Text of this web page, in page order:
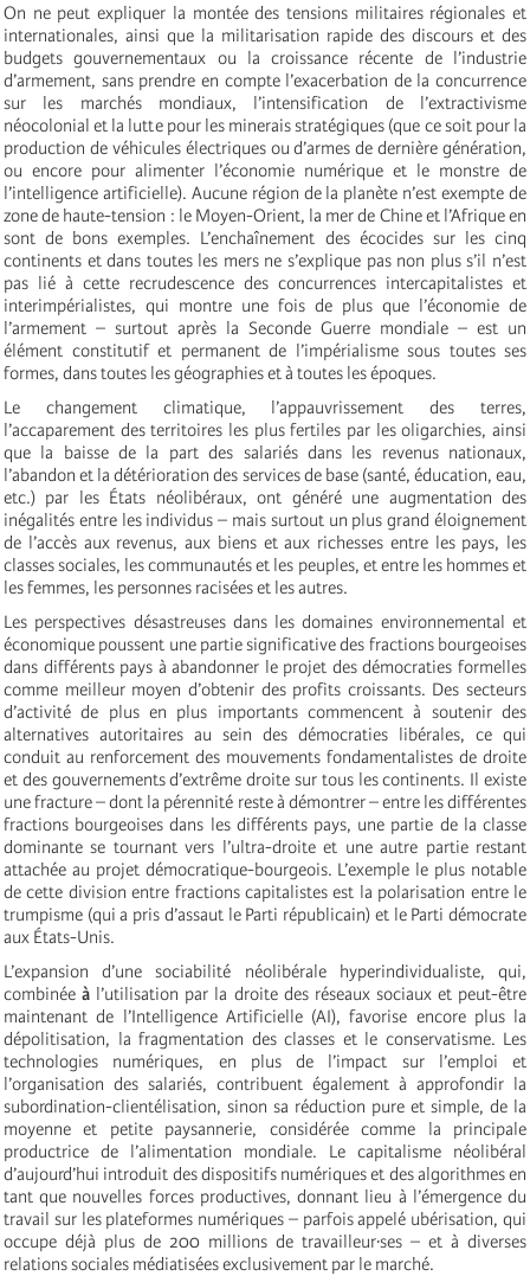
On ne peut expliquer la montée des tensions militaires régionales et
internationales, ainsi que la militarisation rapide des discours et des
budgets gouvernementaux ou la croissance récente de l’industrie
d’armement, sans prendre en compte l’exacerbation de la concurrence
sur les marchés mondiaux, l’intensification de l’extractivisme
néocolonial et la lutte pour les minerais stratégiques (que ce soit pour la
production de véhicules électriques ou d’armes de dernière génération,
ou encore pour alimenter l’économie numérique et le monstre de
l’intelligence artificielle). Aucune région de la planète n’est exempte de
zone de haute-tension : le Moyen-Orient, la mer de Chine et l’Afrique en
sont de bons exemples. L’enchaînement des écocides sur les cinq
continents et dans toutes les mers ne s’explique pas non plus s’il n’est
pas lié à cette recrudescence des concurrences intercapitalistes et
interimpérialistes, qui montre une fois de plus que l’économie de
l’armement – surtout après la Seconde Guerre mondiale – est un
élément constitutif et permanent de l’impérialisme sous toutes ses
formes, dans toutes les géographies et à toutes les époques.
Le changement climatique, l’appauvrissement des terres,
l’accaparement des territoires les plus fertiles par les oligarchies, ainsi
que la baisse de la part des salariés dans les revenus nationaux,
l’abandon et la détérioration des services de base (santé, éducation, eau,
etc.) par les États néolibéraux, ont généré une augmentation des
inégalités entre les individus – mais surtout un plus grand éloignement
de l’accès aux revenus, aux biens et aux richesses entre les pays, les
classes sociales, les communautés et les peuples, et entre les hommes et
les femmes, les personnes racisées et les autres.
Les perspectives désastreuses dans les domaines environnemental et
économique poussent une partie significative des fractions bourgeoises
dans différents pays à abandonner le projet des démocraties formelles
comme meilleur moyen d’obtenir des profits croissants. Des secteurs
d’activité de plus en plus importants commencent à soutenir des
alternatives autoritaires au sein des démocraties libérales, ce qui
conduit au renforcement des mouvements fondamentalistes de droite
et des gouvernements d’extrême droite sur tous les continents. Il existe
une fracture – dont la pérennité reste à démontrer – entre les différentes
fractions bourgeoises dans les différents pays, une partie de la classe
dominante se tournant vers l’ultra-droite et une autre partie restant
attachée au projet démocratique-bourgeois. L’exemple le plus notable
de cette division entre fractions capitalistes est la polarisation entre le
trumpisme (qui a pris d’assaut le Parti républicain) et le Parti démocrate
aux États-Unis.
L’expansion d’une sociabilité néolibérale hyperindividualiste, qui,
combinée à l’utilisation par la droite des réseaux sociaux et peut-être
maintenant de l’Intelligence Artificielle (AI), favorise encore plus la
dépolitisation, la fragmentation des classes et le conservatisme. Les
technologies numériques, en plus de l’impact sur l’emploi et
l’organisation des salariés, contribuent également à approfondir la
subordination-clientélisation, sinon sa réduction pure et simple, de la
moyenne et petite paysannerie, considérée comme la principale
productrice de l’alimentation mondiale. Le capitalisme néolibéral
d’aujourd’hui introduit des dispositifs numériques et des algorithmes en
tant que nouvelles forces productives, donnant lieu à l’émergence du
travail sur les plateformes numériques – parfois appelé ubérisation, qui
occupe déjà plus de 200 millions de travailleur·ses – et à diverses
relations sociales médiatisées exclusivement par le marché.